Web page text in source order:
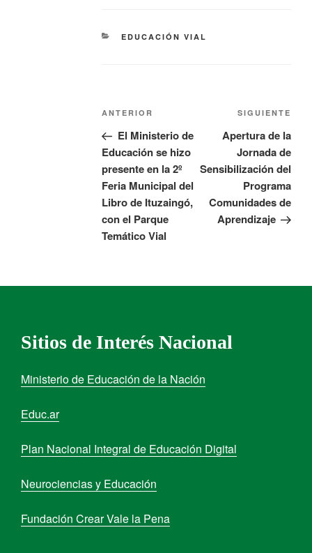
EDUCACIÓN VIAL
ANTERIOR
El Ministerio de
Educación se hizo
presente en la 2º
Feria Municipal del
Libro de Ituzaingó,
con el Parque
Temático Vial
SIGUIENTE
Apertura de la
Jornada de
Sensibilización del
Programa
Comunidades de
Aprendizaje
Sitios de Interés Nacional
Ministerio de Educación de la Nación
Educ.ar
Plan Nacional Integral de Educación Digital
Neurociencias y Educación
Fundación Crear Vale la Pena